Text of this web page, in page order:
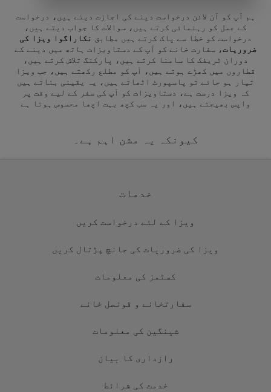
ہم آپ کو آن لائن درخواست دینے کی اجازت دیتے ہیں، درخواست
کے عمل کو رہنمائی کرتے ہیں، سوالات کا جواب دیتے ہیں،
درخواست کو خطا سے پاک کرتے ہیں مطابق
نکاراگوا ویزا کی
ضروریات، سفارت خانے کو آپ کے دستاویزات ہاتھ میں دینے کے
دوران ٹریفک کا سامنا کرتے ہیں، پارکنگ تلاش کرتے ہیں،
قطاروں میں کھڑے ہوتے ہیں، آپ کو مطلع رکھتے ہیں، جب ویزا
تیار ہو جائے تو پاسپورٹ اٹھاتے ہیں، یہ یقینی بناتے ہیں
کہ ویزا درست ہے، دستاویزات کو آپ کی سفر کے لیے وقت پر
واپس بھیجتے ہیں، اور یہ سب کچھ بہت اچھا محسوس ہوتا ہے
کیونکہ یہ مشن اہم ہے۔
خدمات
ویزا کے لئے درخواست کریں
ویزا کی ضروریات کی جانچ پڑتال کریں
کسٹمز کی معلومات
سفارتخانے و قونصل خانے
شینگین کی معلومات
رازداری کا بیان
خدمت کی شرائط